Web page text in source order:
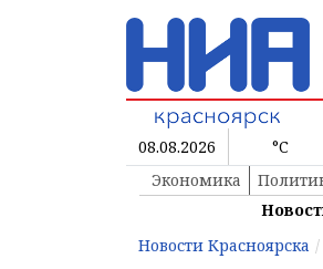
08.08.2026 °C
Экономика
Новости Красноярска